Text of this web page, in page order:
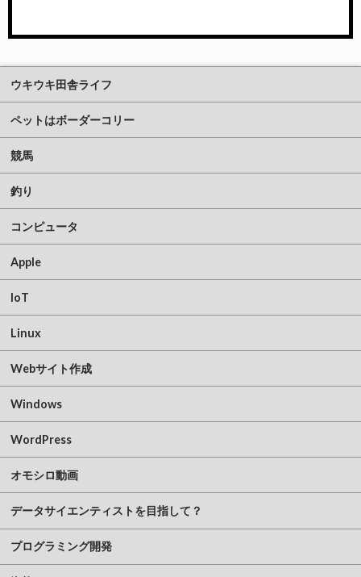
ウキウキ田舎ライフ
ペットはボーダーコリー
競馬
釣り
コンピュータ
Apple
IoT
Linux
Webサイト作成
Windows
WordPress
オモシロ動画
データサイエンティストを目指して？
プログラミング開発